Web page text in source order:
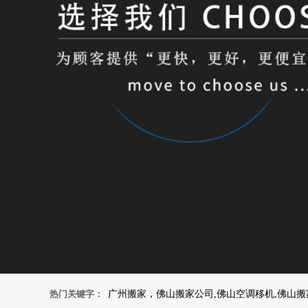
热门关键字： 广州搬家，佛山搬家公司,佛山空调移机,佛山搬